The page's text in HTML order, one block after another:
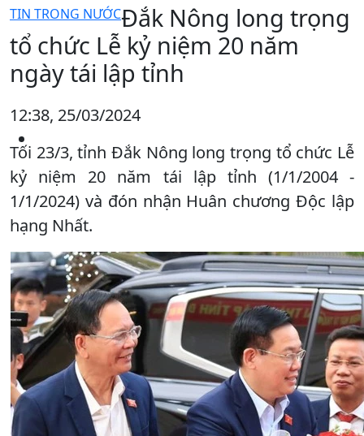
TIN TRONG NƯỚCĐắk Nông long trọng
tổ chức Lễ kỷ niệm 20 năm
ngày tái lập tỉnh
12:38, 25/03/2024
Tối 23/3, tỉnh Đắk Nông long trọng tổ chức Lễ
kỷ niệm 20 năm tái lập tỉnh (1/1/2004 -
1/1/2024) và đón nhận Huân chương Độc lập
hạng Nhất.